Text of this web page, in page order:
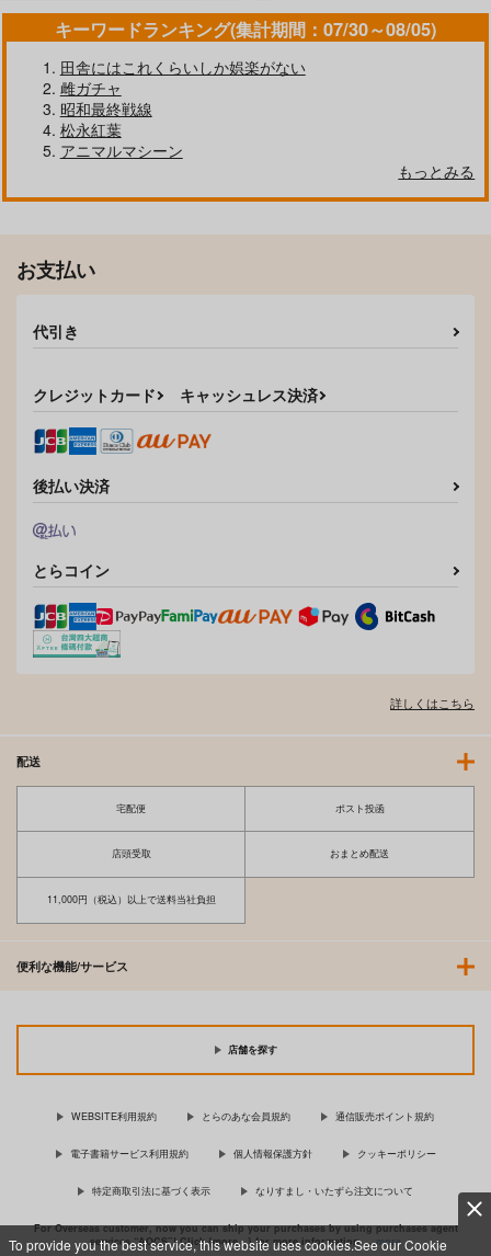
To provide you the best service, this website uses cookies.See our Cookie
キーワードランキング(集計期間：07/30～08/05)
田舎にはこれくらいしか娯楽がない
雌ガチャ
昭和最終戦線
松永紅葉
アニマルマシーン
もっとみる
お支払い
代引き
クレジットカード キャッシュレス決済
後払い決済
とらコイン
詳しくはこちら
配送
宅配便 ポスト投函
店頭受取 おまとめ配送
11,000円（税込）以上で送料当社負担
便利な機能/サービス
店舗を探す
WEBSITE利用規約 とらのあな会員規約 通信販売ポイント規約
電子書籍サービス利用規約 個人情報保護方針 クッキーポリシー
特定商取引法に基づく表示 なりすまし・いたずら注文について
For Overseas customer, now you can ship your purchases by using purchases agent
services “AOCS”! Click {more…} for more information …more